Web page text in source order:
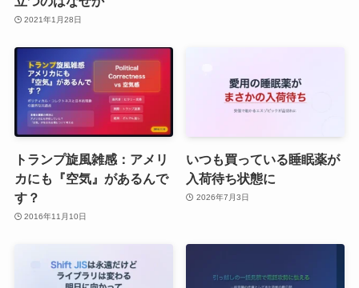
2021年1月28日
トランプ旋風雑感：アメリ
カにも『空気』があるんで
す？
2016年11月10日
いつも買っている睡眠薬が
入荷待ち状態に
2026年7月3日